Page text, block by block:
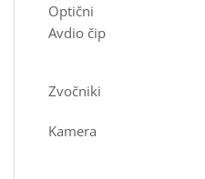
Optični
Avdio čip
Zvočniki
Kamera